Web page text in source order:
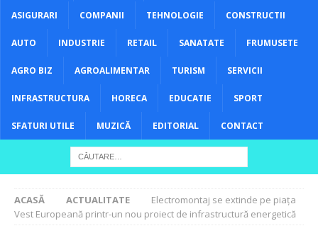
ASIGURARI COMPANII TEHNOLOGIE CONSTRUCTII
AUTO INDUSTRIE RETAIL SANATATE FRUMUSETE
AGRO BIZ AGROALIMENTAR TURISM SERVICII
INFRASTRUCTURA HORECA EDUCATIE SPORT
SFATURI UTILE MUZICĂ EDITORIAL CONTACT
ACASĂ ACTUALITATE
Electromontaj se extinde pe piața
Vest Europeană printr-un nou proiect de infrastructură energetică